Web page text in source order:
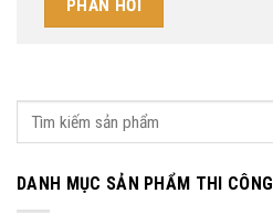
DANH MỤC SẢN PHẨM THI CÔNG